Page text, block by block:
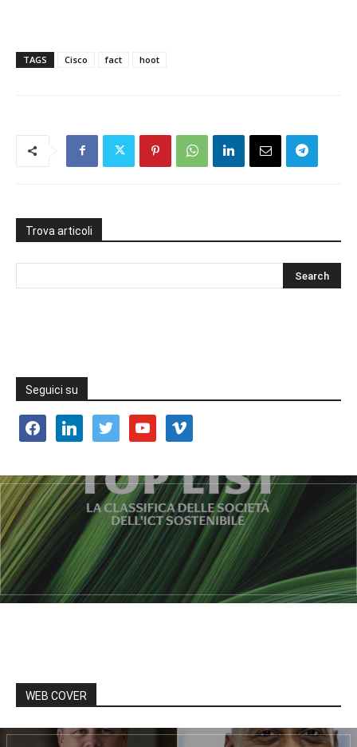
TAGS Cisco fact hoot
Trova articoli
Seguici su
facebooklinkedin twitter youtube vimeo
WEB COVER